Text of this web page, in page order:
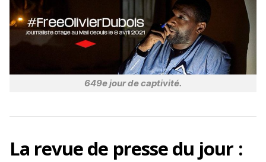
649e jour de captivité.
La revue de pressedu jour :